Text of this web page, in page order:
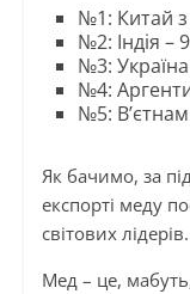
№1: Китай з
№2: Індія –
№3:
№4:
№5:
Як бачимо, за
експорті меду
світових лідерів.
Мед – це,